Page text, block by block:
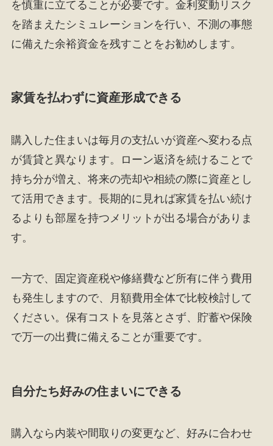
を慎重に立てることが必要です。金利変動リスク
を踏まえたシミュレーションを行い、不測の事態
に備えた余裕資金を残すことをお勧めします。
家賃を払わずに資産形成できる
購入した住まいは毎月の支払いが資産へ変わる点
が賃貸と異なります。ローン返済を続けることで
持ち分が増え、将来の売却や相続の際に資産とし
て活用できます。長期的に見れば家賃を払い続け
るよりも部屋を持つメリットが出る場合がありま
す。
一方で、固定資産税や修繕費など所有に伴う費用
も発生しますので、月額費用全体で比較検討して
ください。保有コストを見落とさず、貯蓄や保険
で万一の出費に備えることが重要です。
自分たち好みの住まいにできる
購入なら内装や間取りの変更など、好みに合わせ